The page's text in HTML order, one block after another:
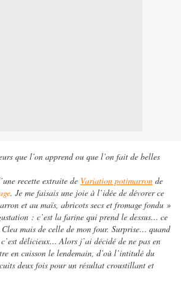
que l’on apprend ou que l’on fait de belles
recette extraite de Variation potimarron de
. Je me faisais une joie à l’idée de dévorer ce
et au maïs, abricots secs et fromage fondu »
: c’est la farine qui prend le dessus… ce
Clea mais de celle de mon four. Surprise… quand
délicieux… Alors j’ai décidé de ne pas en
en cuisson le lendemain, d’où l’intitulé du
deux fois pour un résultat croustillant et